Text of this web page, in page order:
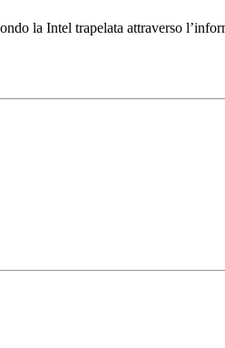
la Intel trapelata attraverso